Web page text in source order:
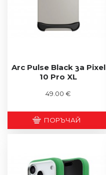
Arc Pulse Black за Pixel
10 Pro XL
49.00 €
ПОРЪЧАЙ